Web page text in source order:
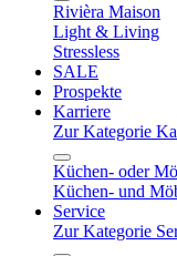
Rivièra Maison
Light & Living
Stressless
SALE
Prospekte
Karriere
Zur Kategorie
Küchen- oder
Küchen- und
Service
Zur Kategorie